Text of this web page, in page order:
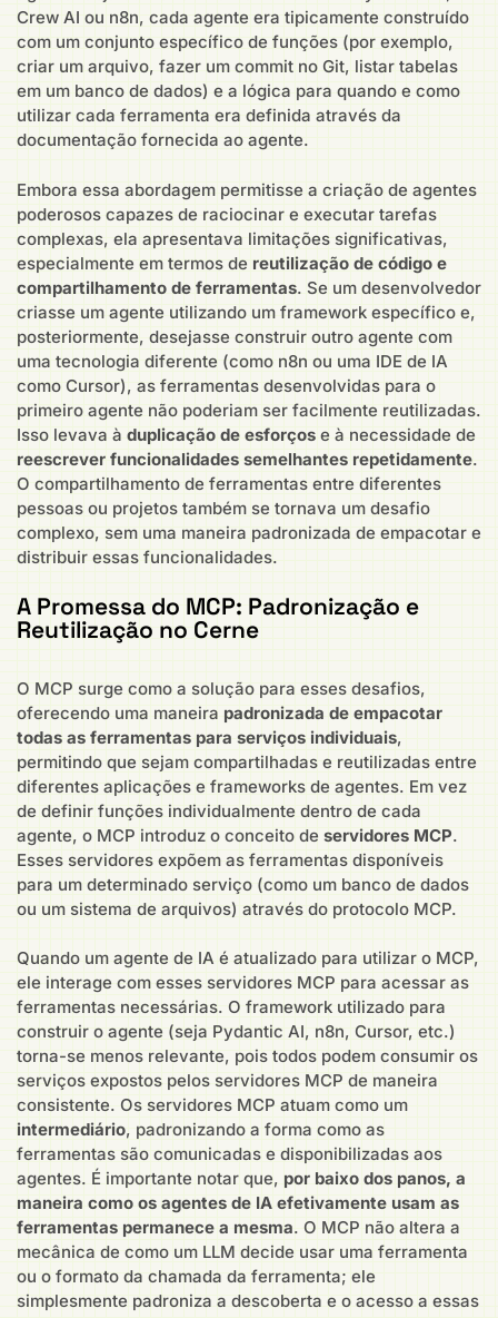
Crew AI ou n8n, cada agente era tipicamente construído
com um conjunto específico de funções (por exemplo,
criar um arquivo, fazer um commit no Git, listar tabelas
em um banco de dados) e a lógica para quando e como
utilizar cada ferramenta era definida através da
documentação fornecida ao agente.
Embora essa abordagem permitisse a criação de agentes
poderosos capazes de raciocinar e executar tarefas
complexas, ela apresentava limitações significativas,
especialmente em termos de reutilização de código e
compartilhamento de ferramentas. Se um desenvolvedor
criasse um agente utilizando um framework específico e,
posteriormente, desejasse construir outro agente com
uma tecnologia diferente (como n8n ou uma IDE de IA
como Cursor), as ferramentas desenvolvidas para o
primeiro agente não poderiam ser facilmente reutilizadas.
Isso levava à duplicação de esforços e à necessidade de
reescrever funcionalidades semelhantes repetidamente.
O compartilhamento de ferramentas entre diferentes
pessoas ou projetos também se tornava um desafio
complexo, sem uma maneira padronizada de empacotar e
distribuir essas funcionalidades.
A Promessa do MCP: Padronização e
Reutilização no Cerne
O MCP surge como a solução para esses desafios,
oferecendo uma maneira padronizada de empacotar
todas as ferramentas para serviços individuais,
permitindo que sejam compartilhadas e reutilizadas entre
diferentes aplicações e frameworks de agentes. Em vez
de definir funções individualmente dentro de cada
agente, o MCP introduz o conceito de servidores MCP.
Esses servidores expõem as ferramentas disponíveis
para um determinado serviço (como um banco de dados
ou um sistema de arquivos) através do protocolo MCP.
Quando um agente de IA é atualizado para utilizar o MCP,
ele interage com esses servidores MCP para acessar as
ferramentas necessárias. O framework utilizado para
construir o agente (seja Pydantic AI, n8n, Cursor, etc.)
torna-se menos relevante, pois todos podem consumir os
serviços expostos pelos servidores MCP de maneira
consistente. Os servidores MCP atuam como um
intermediário, padronizando a forma como as
ferramentas são comunicadas e disponibilizadas aos
agentes. É importante notar que, por baixo dos panos, a
maneira como os agentes de IA efetivamente usam as
ferramentas permanece a mesma. O MCP não altera a
mecânica de como um LLM decide usar uma ferramenta
ou o formato da chamada da ferramenta; ele
simplesmente padroniza a descoberta e o acesso a essas